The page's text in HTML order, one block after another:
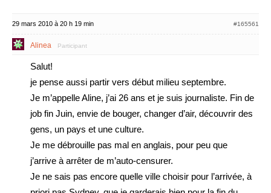
29 mars 2010 à 20 h 19 min #165561
Alinea Participant
Salut!
je pense aussi partir vers début milieu septembre.
Je m’appelle Aline, j’ai 26 ans et je suis journaliste. Fin de
job fin Juin, envie de bouger, changer d’air, découvrir des
gens, un pays et une culture.
Je me débrouille pas mal en anglais, pour peu que
j’arrive à arrêter de m’auto-censurer.
Je ne sais pas encore quelle ville choisir pour l’arrivée, à